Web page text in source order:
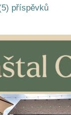
příspěvků